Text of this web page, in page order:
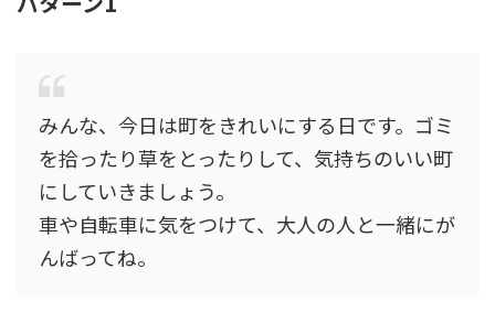
みんな、今日は町をきれいにする日です。ゴミ
を拾ったり草をとったりして、気持ちのいい町
にしていきましょう。
車や自転車に気をつけて、大人の人と一緒にが
んばってね。